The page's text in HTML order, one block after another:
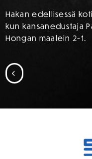
Hakan edellisessä
kun kansanedustaja
Hongan maalein 2-1.
SIIRRY EDELLISEEN